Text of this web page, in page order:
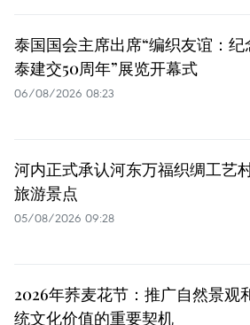
泰国国会主席出席“编织友谊：纪
泰建交50周年”展览开幕式
06/08/2026 08:23
河内正式承认河东万福织绸工艺
旅游景点
05/08/2026 09:28
2026年荞麦花节：推广自然景观
统文化价值的重要契机